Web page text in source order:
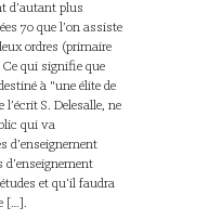
d’autant plus
70 que l’on assiste
ordres (primaire
Ce qui signifie que
à "une élite de
S. Delesalle, ne
qui va
d’enseignement
d’enseignement
et qu’il faudra
[…].